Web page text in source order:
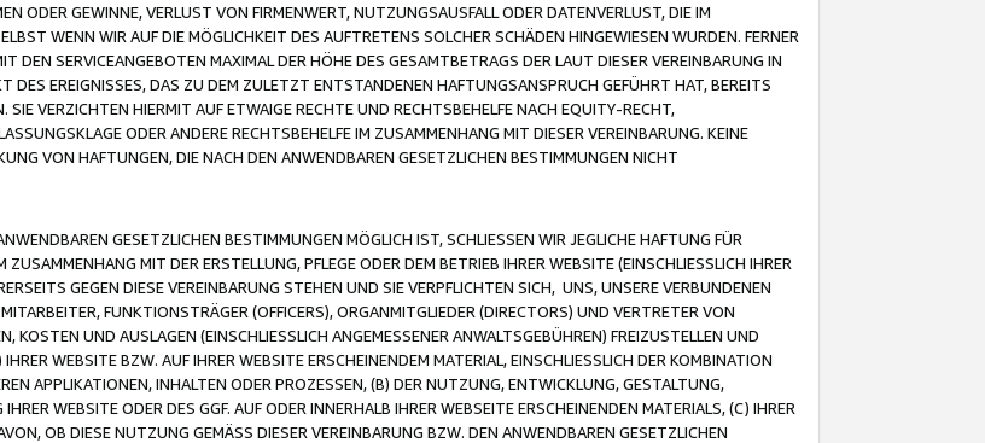
ODER GEWINNE, VERLUST VON FIRMENWERT, NUTZUNGSAUSFALL ODER DATENVERLUST, DIE IM
WENN WIR AUF DIE MÖGLICHKEIT DES AUFTRETENS SOLCHER SCHÄDEN HINGEWIESEN WURDEN. FERNER
SERVICEANGEBOTEN MAXIMAL DER HÖHE DES GESAMTBETRAGS DER LAUT DIESER VEREINBARUNG IN
EREIGNISSES, DAS ZU DEM ZULETZT ENTSTANDENEN HAFTUNGSANSPRUCH GEFÜHRT HAT, BEREITS
VERZICHTEN HIERMIT AUF ETWAIGE RECHTE UND RECHTSBEHELFE NACH EQUITY-RECHT,
ODER ANDERE RECHTSBEHELFE IM ZUSAMMENHANG MIT DIESER VEREINBARUNG. KEINE
VON HAFTUNGEN, DIE NACH DEN ANWENDBAREN GESETZLICHEN BESTIMMUNGEN NICHT
GESETZLICHEN BESTIMMUNGEN MÖGLICH IST, SCHLIESSEN WIR JEGLICHE HAFTUNG FÜR
MIT DER ERSTELLUNG, PFLEGE ODER DEM BETRIEB IHRER WEBSITE (EINSCHLIESSLICH IHRER
GEGEN DIESE VEREINBARUNG STEHEN UND SIE VERPFLICHTEN SICH, UNS, UNSERE VERBUNDENEN
FUNKTIONSTRÄGER (OFFICERS), ORGANMITGLIEDER (DIRECTORS) UND VERTRETER VON
KOSTEN UND AUSLAGEN (EINSCHLIESSLICH ANGEMESSENER ANWALTSGEBÜHREN) FREIZUSTELLEN UND
WEBSITE BZW. AUF IHRER WEBSITE ERSCHEINENDEM MATERIAL, EINSCHLIESSLICH DER KOMBINATION
APPLIKATIONEN, INHALTEN ODER PROZESSEN, (B) DER NUTZUNG, ENTWICKLUNG, GESTALTUNG,
WEBSITE ODER DES GGF. AUF ODER INNERHALB IHRER WEBSEITE ERSCHEINENDEN MATERIALS, (C) IHRER
OB DIESE NUTZUNG GEMÄSS DIESER VEREINBARUNG BZW. DEN ANWENDBAREN GESETZLICHEN